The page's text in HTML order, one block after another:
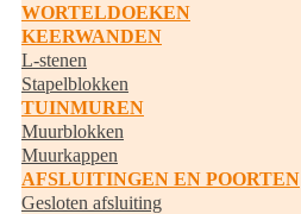
WORTELDOEKEN
KEERWANDEN
L-stenen
Stapelblokken
TUINMUREN
Muurblokken
Muurkappen
AFSLUITINGEN EN POORTEN
Gesloten afsluiting